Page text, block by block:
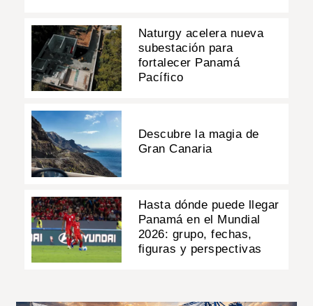
Naturgy acelera nueva
subestación para
fortalecer Panamá
Pacífico
Descubre la magia de
Gran Canaria
Hasta dónde puede llegar
Panamá en el Mundial
2026: grupo, fechas,
figuras y perspectivas